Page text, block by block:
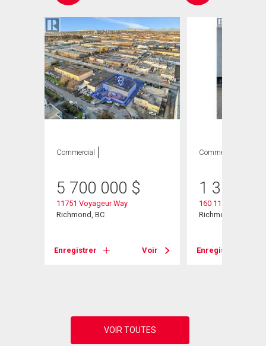
Commercial
5 700 000 $
11751 Voyageur Way
Richmond, BC
Enregistrer Voir
Commercial
1 300
160 11760
Richmond, BC
Enregistrer